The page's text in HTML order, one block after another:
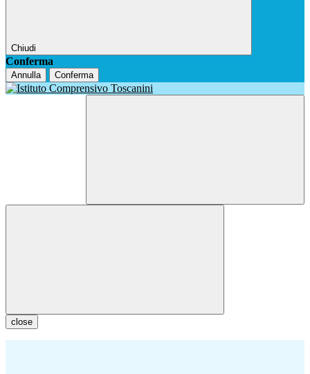
Chiudi
Conferma
Annulla Conferma
close